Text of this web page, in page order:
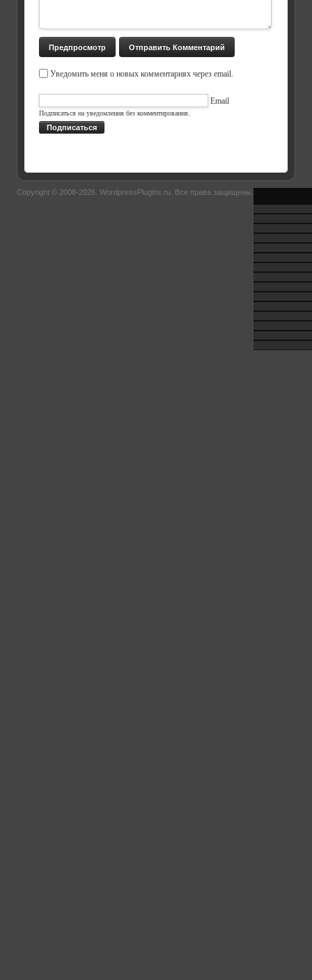
Уведомить меня о новых комментариях через email.
Email
Подписаться на уведомления без комментирования.
Подписаться
Copyright © 2008-2026. WordpressPlugins.ru . Все права защищены.